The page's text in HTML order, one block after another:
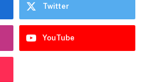
Twitter
YouTube